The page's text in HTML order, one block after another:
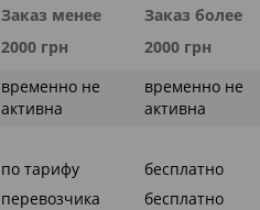
Заказ менее
2000 грн
Заказ более
2000 грн
временно не
активна
временно не
активна
по тарифу
перевозчика
бесплатно
бесплатно